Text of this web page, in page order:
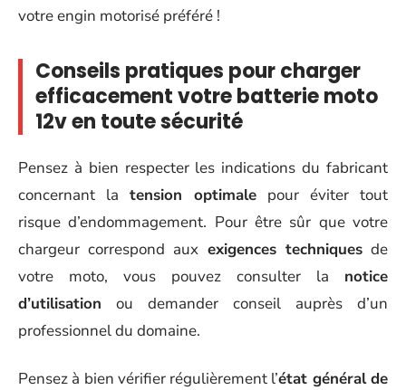
votre engin motorisé préféré !
Conseils pratiques pour charger
efficacement votre batterie moto
12v en toute sécurité
Pensez à bien respecter les indications du fabricant
concernant la tension optimale pour éviter tout
risque d’endommagement. Pour être sûr que votre
chargeur correspond aux exigences techniquesde
votre moto, vous pouvez consulter la notice
d’utilisation ou demander conseil auprès d’un
professionnel du domaine.
Pensez à bien vérifier régulièrement l’état général de